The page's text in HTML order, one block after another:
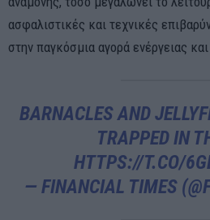
ασφαλιστικές και τεχνικές
στην παγκόσμια αγορά ενέργειας
BARNACLES AND
TRAPPED IN
HTTPS://T.CO/
— FINANCIAL TIMES